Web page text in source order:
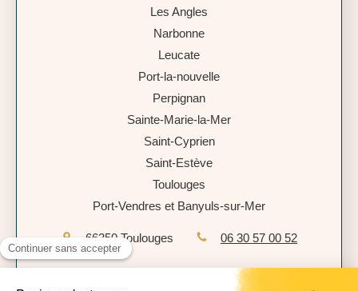
Les Angles
Narbonne
Leucate
Port-la-nouvelle
Perpignan
Sainte-Marie-la-Mer
Saint-Cyprien
Saint-Estève
Toulouges
Port-Vendres et Banyuls-sur-Mer
66350 Toulouges 06 30 57 00 52